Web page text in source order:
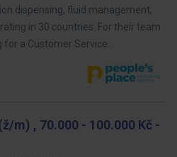
dispensing, fluid management,
in 30 countries. For their team
a Customer Service…
m) , 70.000 - 100.000 Kč -